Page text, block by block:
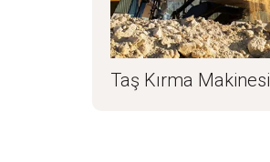
Taş Kırma Makinesi